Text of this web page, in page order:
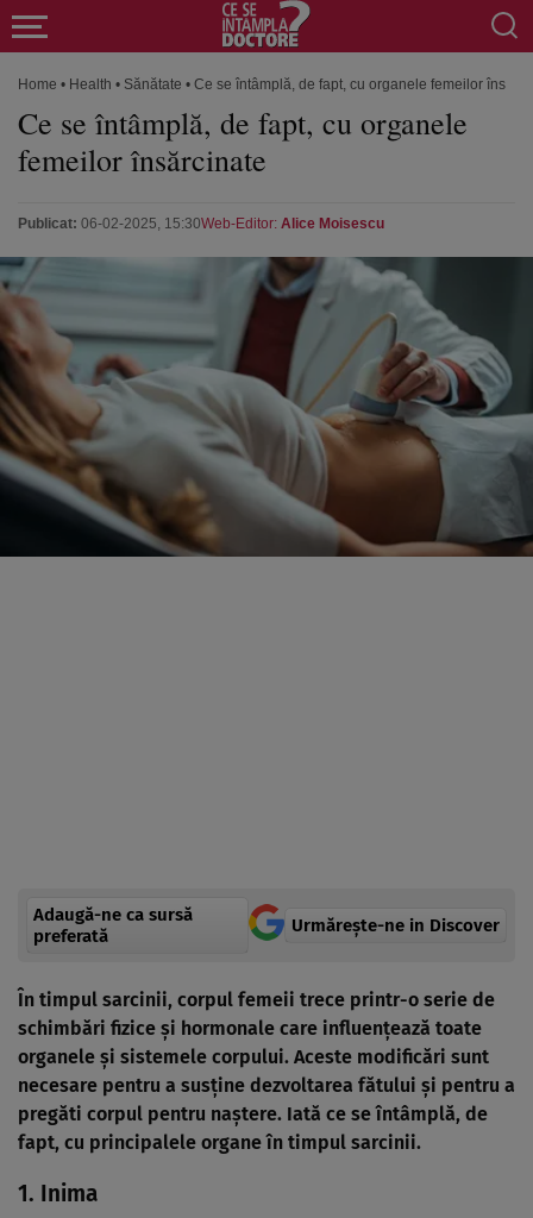
Home • Health • Sănătate • Ce se întâmplă, de fapt, cu organele femeilor
Ce se întâmplă, de fapt, cu organele
femeilor însărcinate
Publicat: 06-02-2025, 15:30Web-Editor: Alice Moisescu
Adaugă-ne ca sursă
preferată
Urmărește-ne in Discover
În timpul sarcinii, corpul femeii trece printr-o serie de
schimbări fizice și hormonale care influențează toate
organele și sistemele corpului. Aceste modificări sunt
necesare pentru a susține dezvoltarea fătului și pentru a
pregăti corpul pentru naștere. Iată ce se întâmplă, de
fapt, cu principalele organe în timpul sarcinii.
1. Inima